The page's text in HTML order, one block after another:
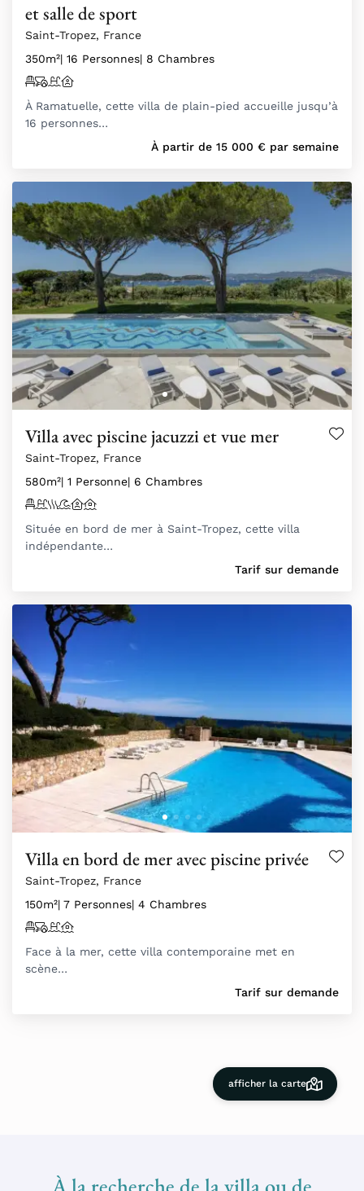
et salle de sport
Saint-Tropez, France
350m²| 16 Personnes| 8 Chambres
À Ramatuelle, cette villa de plain-pied accueille jusqu’à
16 personnes…
À partir de 15 000 € par semaine
Villa avec piscine jacuzzi et vue mer
Saint-Tropez, France
580m²| 1 Personne| 6 Chambres
Située en bord de mer à Saint-Tropez, cette villa
indépendante…
Tarif sur demande
Villa en bord de mer avec piscine privée
Saint-Tropez, France
150m²| 7 Personnes| 4 Chambres
Face à la mer, cette villa contemporaine met en
scène…
Tarif sur demande
afficher la carte